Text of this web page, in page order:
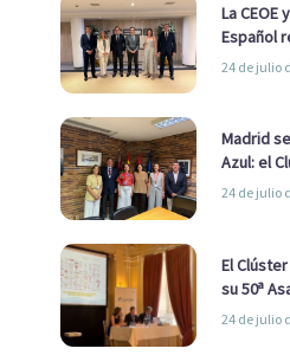
La CEOE
Español
impulsar
24 de julio
Madrid
Azul: el
la Real
24 de julio
El
su 50ª
liderazgo
24 de julio